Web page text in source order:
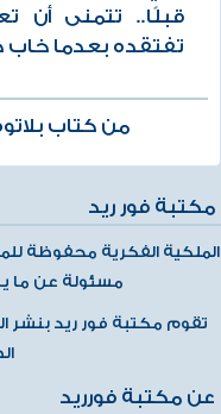
قبلًا.. تتمنى أن
تفتقده بعدما خاب
من كتاب
مكتبة فور ريد
الملكية الفكرية محفوظة
مسئولة عن ما
تقوم مكتبة فور ريد بنشر
عن مكتبة فورريد